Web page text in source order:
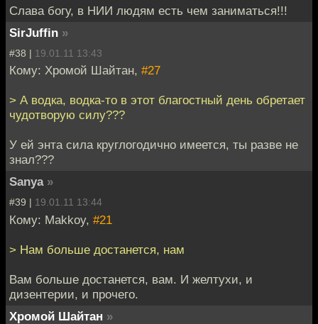
Слава богу, в НИИ людям есть чем заниматься!!!
SirJuffin »
#38 | 19.01.11 13:43
Кому: Хромой Шайтан, #27
> А водка, водка-то в этот благостный день обретает
чудотворую силу???
У ей энта сила круглогодично имеется, ты разве не
знал???
Sanya »
#39 | 19.01.11 13:44
Кому: Makkoy, #21
> Нам больше достанется, нам
Вам больше достанется, вам. И желтухи, и
дизентерии, и прочего.
Хромой Шайтан »